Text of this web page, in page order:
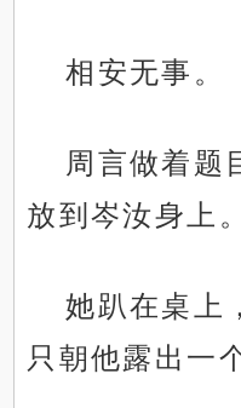
相安无事。
周言做着题
放到岑汝身上。
她趴在桌上
只朝他露出一